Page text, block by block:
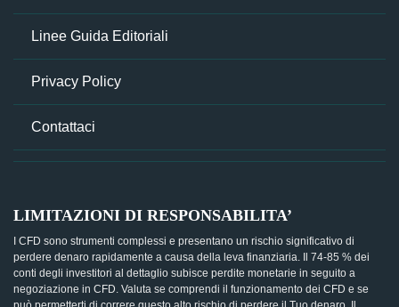
Linee Guida Editoriali
Privacy Policy
Contattaci
LIMITAZIONI DI RESPONSABILITA’
I CFD sono strumenti complessi e presentano un rischio significativo di
perdere denaro rapidamente a causa della leva finanziaria. Il 74-85 % dei
conti degli investitori al dettaglio subisce perdite monetarie in seguito a
negoziazione in CFD. Valuta se comprendi il funzionamento dei CFD e se